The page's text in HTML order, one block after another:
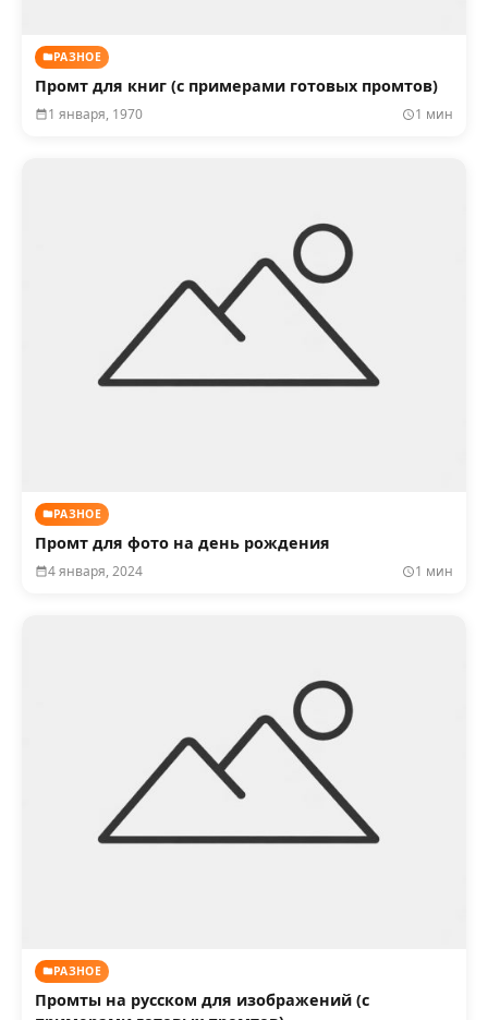
РАЗНОЕ
Промт для книг (с примерами готовых промтов)
1 января, 1970 1 мин
РАЗНОЕ
Промт для фото на день рождения
4 января, 2024 1 мин
РАЗНОЕ
Промты на русском для изображений (с